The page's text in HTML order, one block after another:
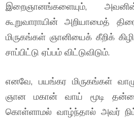
இறைஞானங்களையும்,
கூறுவாராயின் அறியாமைத்
மிருகங்கள் ஞானியைக் கீறிக்
சாப்பிட்டு ஏப்பம் விட்டுவிடும்.
எனவே, பயங்கர மிருகங்கள்
ஞான மகான் வாய் மூடி
கொள்ளாமல் வாழ்ந்தால் அவர்